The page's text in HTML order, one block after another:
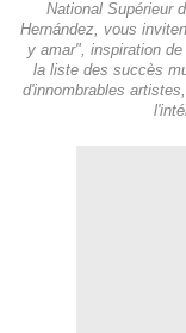
National Supérieur
Hernández, vous
y amar", inspiration
la liste des succès
d'innombrables